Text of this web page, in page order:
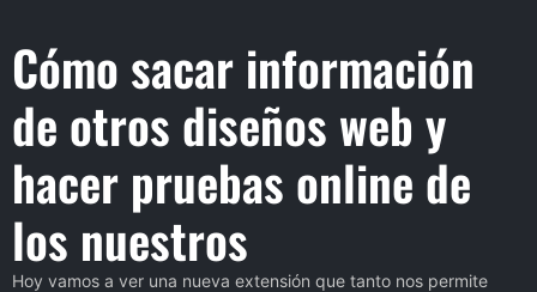
Cómo sacar información
de otros diseños web y
hacer pruebas online de
los nuestros
Hoy vamos a ver una nueva extensión que tanto nos permite